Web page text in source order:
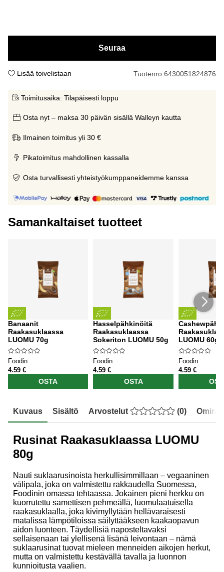
Seuraa
Lisää toivelistaan Tuotenro:6430051824876
Toimitusaika: Tilapäisesti loppu
Osta nyt – maksa 30 päivän sisällä Walleyn kautta
Ilmainen toimitus yli 30 €
Pikatoimitus mahdollinen kassalla
Osta turvallisesti yhteistyökumppaneidemme kanssa
Samankaltaiset tuotteet
Banaanit
Raakasuklaassa
LUOMU 70g
Foodin
4.59 €
OSTA
Hasselpähkinöitä
Raakasuklaassa
Sokeriton LUOMU 50g
Foodin
4.59 €
OSTA
LUOMU 60g
Foodin
4.59 €
Kuvaus Sisältö Arvostelut (0)
Rusinat Raakasuklaassa LUOMU
80g
Nauti suklaarusinoista herkullisimmillaan – vegaaninen
välipala, joka on valmistettu rakkaudella Suomessa,
Foodinin omassa tehtaassa. Jokainen pieni herkku on
kuorrutettu samettisen pehmeällä, luomulaatuisella
raakasuklaalla, joka kivimyllytään hellävaraisesti
matalissa lämpötiloissa säilyttääkseen kaakaopavun
aidon luonteen. Täydellisiä naposteltavaksi
sellaisenaan tai ylellisenä lisänä leivontaan – nämä
suklaarusinat tuovat mieleen menneiden aikojen herkut,
mutta on valmistettu kestävällä tavalla ja luonnon
kunnioitusta vaalien.